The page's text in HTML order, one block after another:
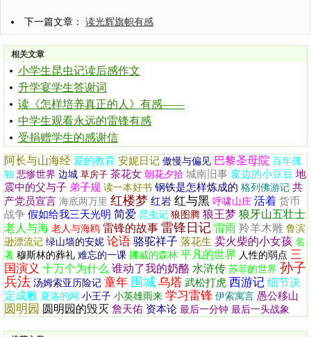
下一篇文章： 读光辉旗帜有感
相关文章
小学生昆虫记读后感作文
升学宴学生答谢词
读《怎样培养真正的人》有感——
中学生观看永远的雷锋有感
受捐赠学生的感谢信
阿长与山海经 爱的教育 安妮日记 傲慢与偏见 巴黎圣母院 百年孤
独 悲惨世界 边城 草房子 茶花女 朝花夕拾 城南旧事 窗边的小豆豆 地
震中的父与子 弟子规 读一本好书 钢铁是怎样炼成的 格列佛游记 共
产党员宣言 海底两万里 红楼梦 红岩 红与黑 呼啸山庄 活着 货币
战争 假如给我三天光明 简爱 昆虫记 狼图腾 狼王梦 狼牙山五壮士
老人与海 老人与海鸥 雷锋的故事 雷锋日记 雷雨 羚羊木雕 鲁滨
逊漂流记 绿山墙的安妮 论语 骆驼祥子 落花生 卖火柴的小女孩 名
著 穆斯林的葬礼 难忘的一课 挪威的森林 平凡的世界 人性的弱点 三
国演义 十万个为什么 谁动了我的奶酪 水浒传 苏菲的世界 孙子
兵法 汤姆索亚历险记 童年 围城 乌塔 武松打虎 西游记 细节决
定成败 夏洛的网 小王子 小英雄雨来 学习雷锋 伊索寓言 愚公移山
圆明园 圆明园的毁灭 詹天佑 资本论 最后一分钟 最后一头战象